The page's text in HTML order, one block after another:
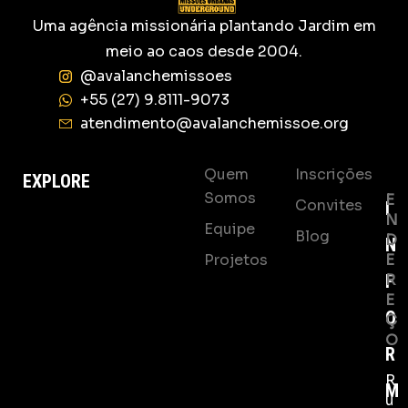
Uma agência missionária plantando Jardim em
meio ao caos desde 2004.
@avalanchemissoes
+55 (27) 9.8111-9073
atendimento@avalanchemissoe.org
EXPLORE
Quem
Somos
Equipe
Projetos
Inscrições
Convites
Blog
I
N
F
O
R
M
E
N
D
E
R
E
Ç
O
R
u